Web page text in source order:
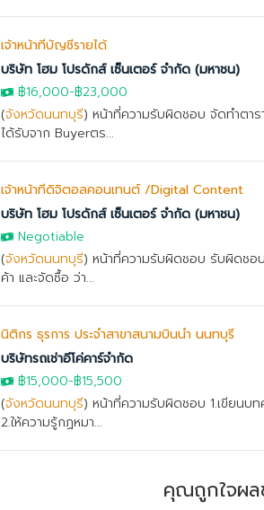
เจ้าหน้าที่บัญชีรายได้
บริษัท โฮม โปรดักส์ เซ็นเตอร์ จำกัด (มหาชน)
฿16,000-฿23,000
(จังหวัดนนทบุรี) หน้าที่ความรับผิดชอบ จัดทำตา
ได้รับจาก Buyerตร...
เจ้าหน้าที่ดิจิตอลคอนเทนต์ /Digital Content
บริษัท โฮม โปรดักส์ เซ็นเตอร์ จำกัด (มหาชน)
Negotiable
(จังหวัดนนทบุรี) หน้าที่ความรับผิดชอบ รับผิดชอ
ค้า และจัดซื้อ ว่า...
นิติกร ธุรการ ประจำสาขาสนามบินน้ำ นนทบุรี
บริษัทรถเช่าอีโค่คาร์จำกัด
฿15,000-฿15,500
(จังหวัดนนทบุรี) หน้าที่ความรับผิดชอบ 1.เขียนบ
2.ให้ความรู้กฏหมา...
คุณถูกใจผล